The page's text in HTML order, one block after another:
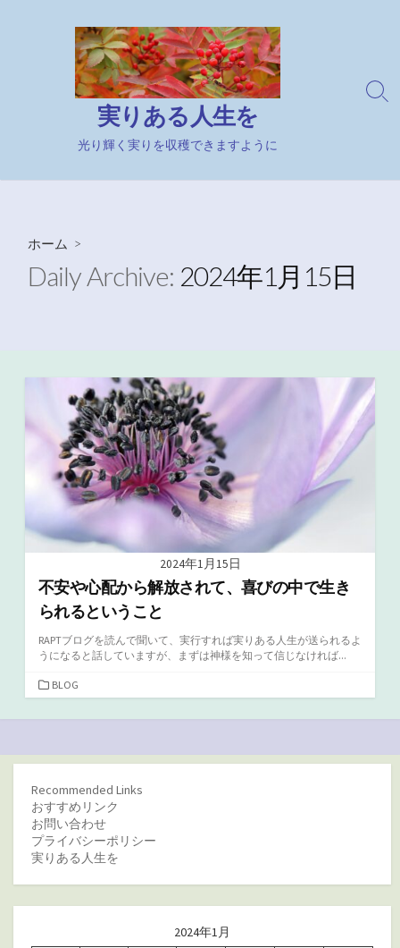
実りある人生を
光り輝く実りを収穫できますように
検
え
ホーム >
Daily Archive: 2024年1月15日
2024年1月15日
不安や心配から解放されて、喜びの中で生き
られるということ
RAPTブログを読んで聞いて、実行すれば実りある人生が送られるよ
うになると話していますが、まずは神様を知って信じなければ...
カ
テ
ゴ
BLOG
Recommended Links
おすすめリンク
お問い合わせ
プライバシーポリシー
実りある人生を
2024年1月